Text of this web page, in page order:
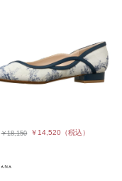
￥18,150 ￥14,520 （税込）